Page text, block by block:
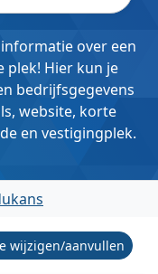
over een
plek! Hier kun je
bedrijfsgegevens
website, korte
en vestigingplek.
wijzigen/aanvullen